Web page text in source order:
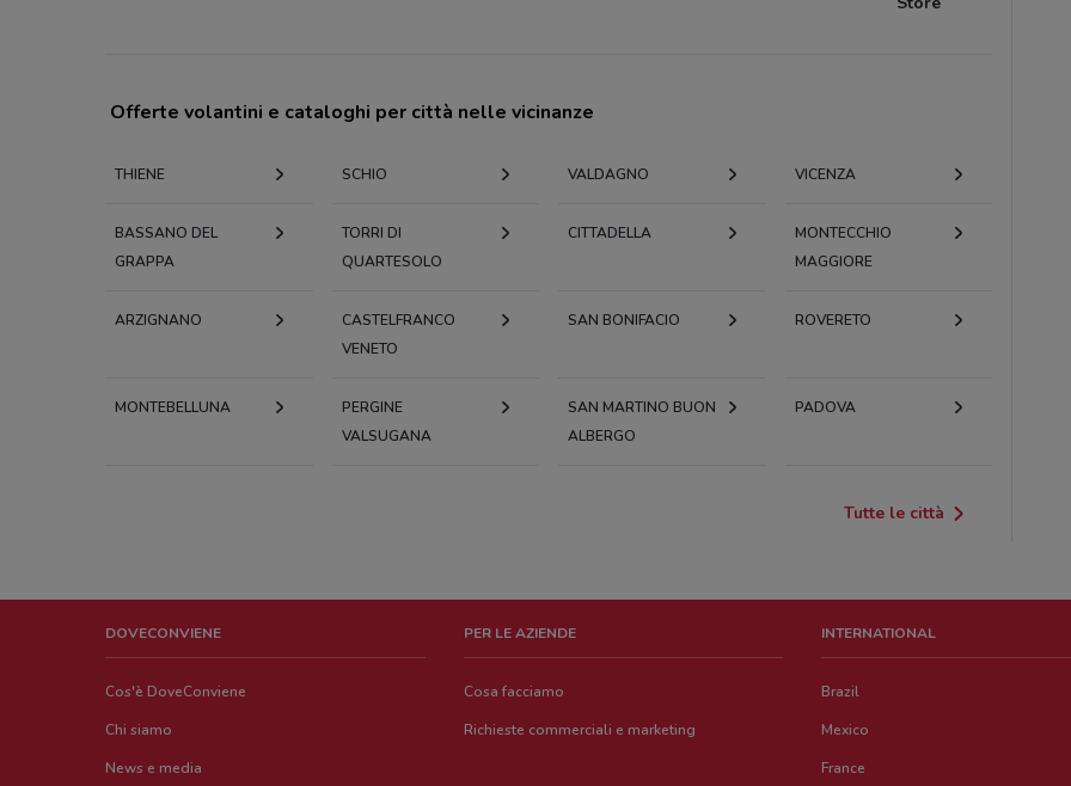
Offerte volantini e cataloghi per città nelle vicinanze
THIENE SCHIO VALDAGNO VICENZA
BASSANO DEL
GRAPPA
TORRI DI
QUARTESOLO
CITTADELLA
MONTECCHIO
MAGGIORE
ARZIGNANO
CASTELFRANCO
VENETO
SAN BONIFACIO ROVERETO
MONTEBELLUNA
PERGINE
VALSUGANA
SAN MARTINO BUON
ALBERGO
PADOVA
Tutte le città
DOVECONVIENE
Cos'è DoveConviene
Chi siamo
News e media
PER LE AZIENDE
Cosa facciamo
Richieste commerciali e marketing
INTERNATIONAL
Brazil
Mexico
France